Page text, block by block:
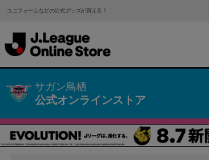
ユニフォームなどの公式グッズが買える！
サガン鳥栖
公式オンラインストア